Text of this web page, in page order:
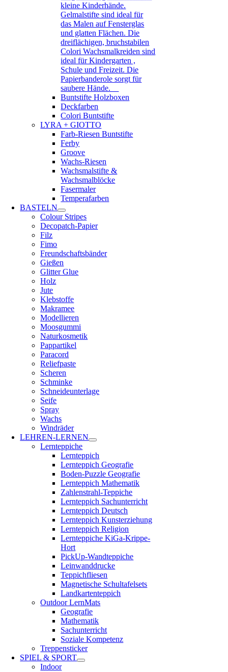
kleine Kinderhände.
Gelmalstifte sind ideal für
das Malen auf Fensterglas
und glatten Flächen. Die
dreiflächigen, bruchstabilen
Colori Wachsmalkreiden sind
ideal für Kindergarten ,
Schule und Freizeit. Die
Papierbanderole sorgt für
saubere Hände.
Buntstifte Holzboxen
Deckfarben
Colori Buntstifte
LYRA + GIOTTO
Farb-Riesen Buntstifte
Ferby
Groove
Wachs-Riesen
Wachsmalstifte &
Wachsmalblöcke
Fasermaler
Temperafarben
BASTELN
Colour Stripes
Decopatch-Papier
Filz
Fimo
Freundschaftsbänder
Gießen
Glitter Glue
Holz
Jute
Klebstoffe
Makramee
Modellieren
Moosgummi
Naturkosmetik
Pappartikel
Paracord
Reliefpaste
Scheren
Schminke
Schneideunterlage
Seife
Spray
Wachs
Windräder
LEHREN-LERNEN
Lernteppiche
Lernteppich
Lernteppich Geografie
Boden-Puzzle Geografie
Lernteppich Mathematik
Zahlenstrahl-Teppiche
Lernteppich Sachunterricht
Lernteppich Deutsch
Lernteppich Kunsterziehung
Lernteppich Religion
Lernteppiche KiGa-Krippe-
Hort
PickUp-Wandteppiche
Leinwanddrucke
Teppichfliesen
Magnetische Schultafelsets
Landkartenteppich
Outdoor LernMats
Geografie
Mathematik
Sachunterricht
Soziale Kompetenz
Treppensticker
SPIEL & SPORT
Indoor